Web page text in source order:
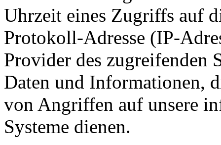
Uhrzeit eines Zugriffs auf
Protokoll-Adresse (IP-
Provider des zugreifenden
Daten und Informationen,
von Angriffen auf unsere
Systeme dienen.